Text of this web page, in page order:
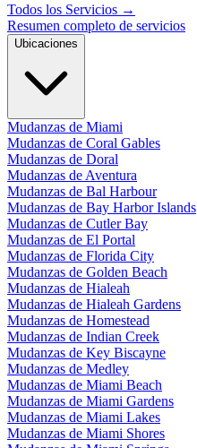
Todos los Servicios →
Resumen completo de servicios
Ubicaciones
Mudanzas de Miami
Mudanzas de Coral Gables
Mudanzas de Doral
Mudanzas de Aventura
Mudanzas de Bal Harbour
Mudanzas de Bay Harbor Islands
Mudanzas de Cutler Bay
Mudanzas de El Portal
Mudanzas de Florida City
Mudanzas de Golden Beach
Mudanzas de Hialeah
Mudanzas de Hialeah Gardens
Mudanzas de Homestead
Mudanzas de Indian Creek
Mudanzas de Key Biscayne
Mudanzas de Medley
Mudanzas de Miami Beach
Mudanzas de Miami Gardens
Mudanzas de Miami Lakes
Mudanzas de Miami Shores